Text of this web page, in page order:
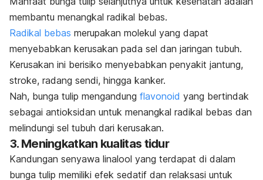
membantu menangkal radikal bebas.
Radikal bebas merupakan molekul yang dapat
menyebabkan kerusakan pada sel dan jaringan tubuh.
Kerusakan ini berisiko menyebabkan penyakit jantung,
stroke, radang sendi, hingga kanker.
Nah, bunga tulip mengandung flavonoid yang bertindak
sebagai antioksidan untuk menangkal radikal bebas dan
melindungi sel tubuh dari kerusakan.
3. Meningkatkan kualitas tidur
Kandungan senyawa linalool yang terdapat di dalam
bunga tulip memiliki efek sedatif dan relaksasi untuk